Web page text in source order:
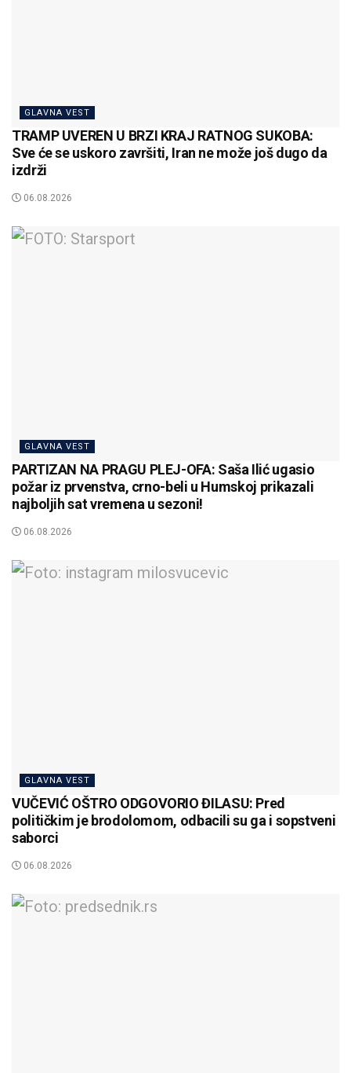
GLAVNA VEST
TRAMP UVEREN U BRZI KRAJ RATNOG SUKOBA:
Sve će se uskoro završiti, Iran ne može još dugo da
izdrži
06.08.2026
GLAVNA VEST
PARTIZAN NA PRAGU PLEJ-OFA: Saša Ilić ugasio
požar iz prvenstva, crno-beli u Humskoj prikazali
najboljih sat vremena u sezoni!
06.08.2026
GLAVNA VEST
VUČEVIĆ OŠTRO ODGOVORIO ĐILASU: Pred
političkim je brodolomom, odbacili su ga i sopstveni
saborci
06.08.2026